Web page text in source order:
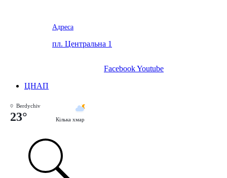
Адреса
пл. Центральна 1
FacebookYoutube
ЦНАП
Berdychiv
23° Кілька хмар